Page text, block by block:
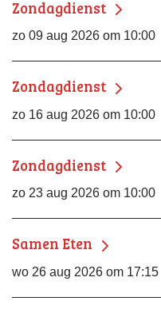
Zondagdienst
zo 09 aug 2026 om 10:00
Zondagdienst
zo 16 aug 2026 om 10:00
Zondagdienst
zo 23 aug 2026 om 10:00
Samen Eten
wo 26 aug 2026 om 17:15